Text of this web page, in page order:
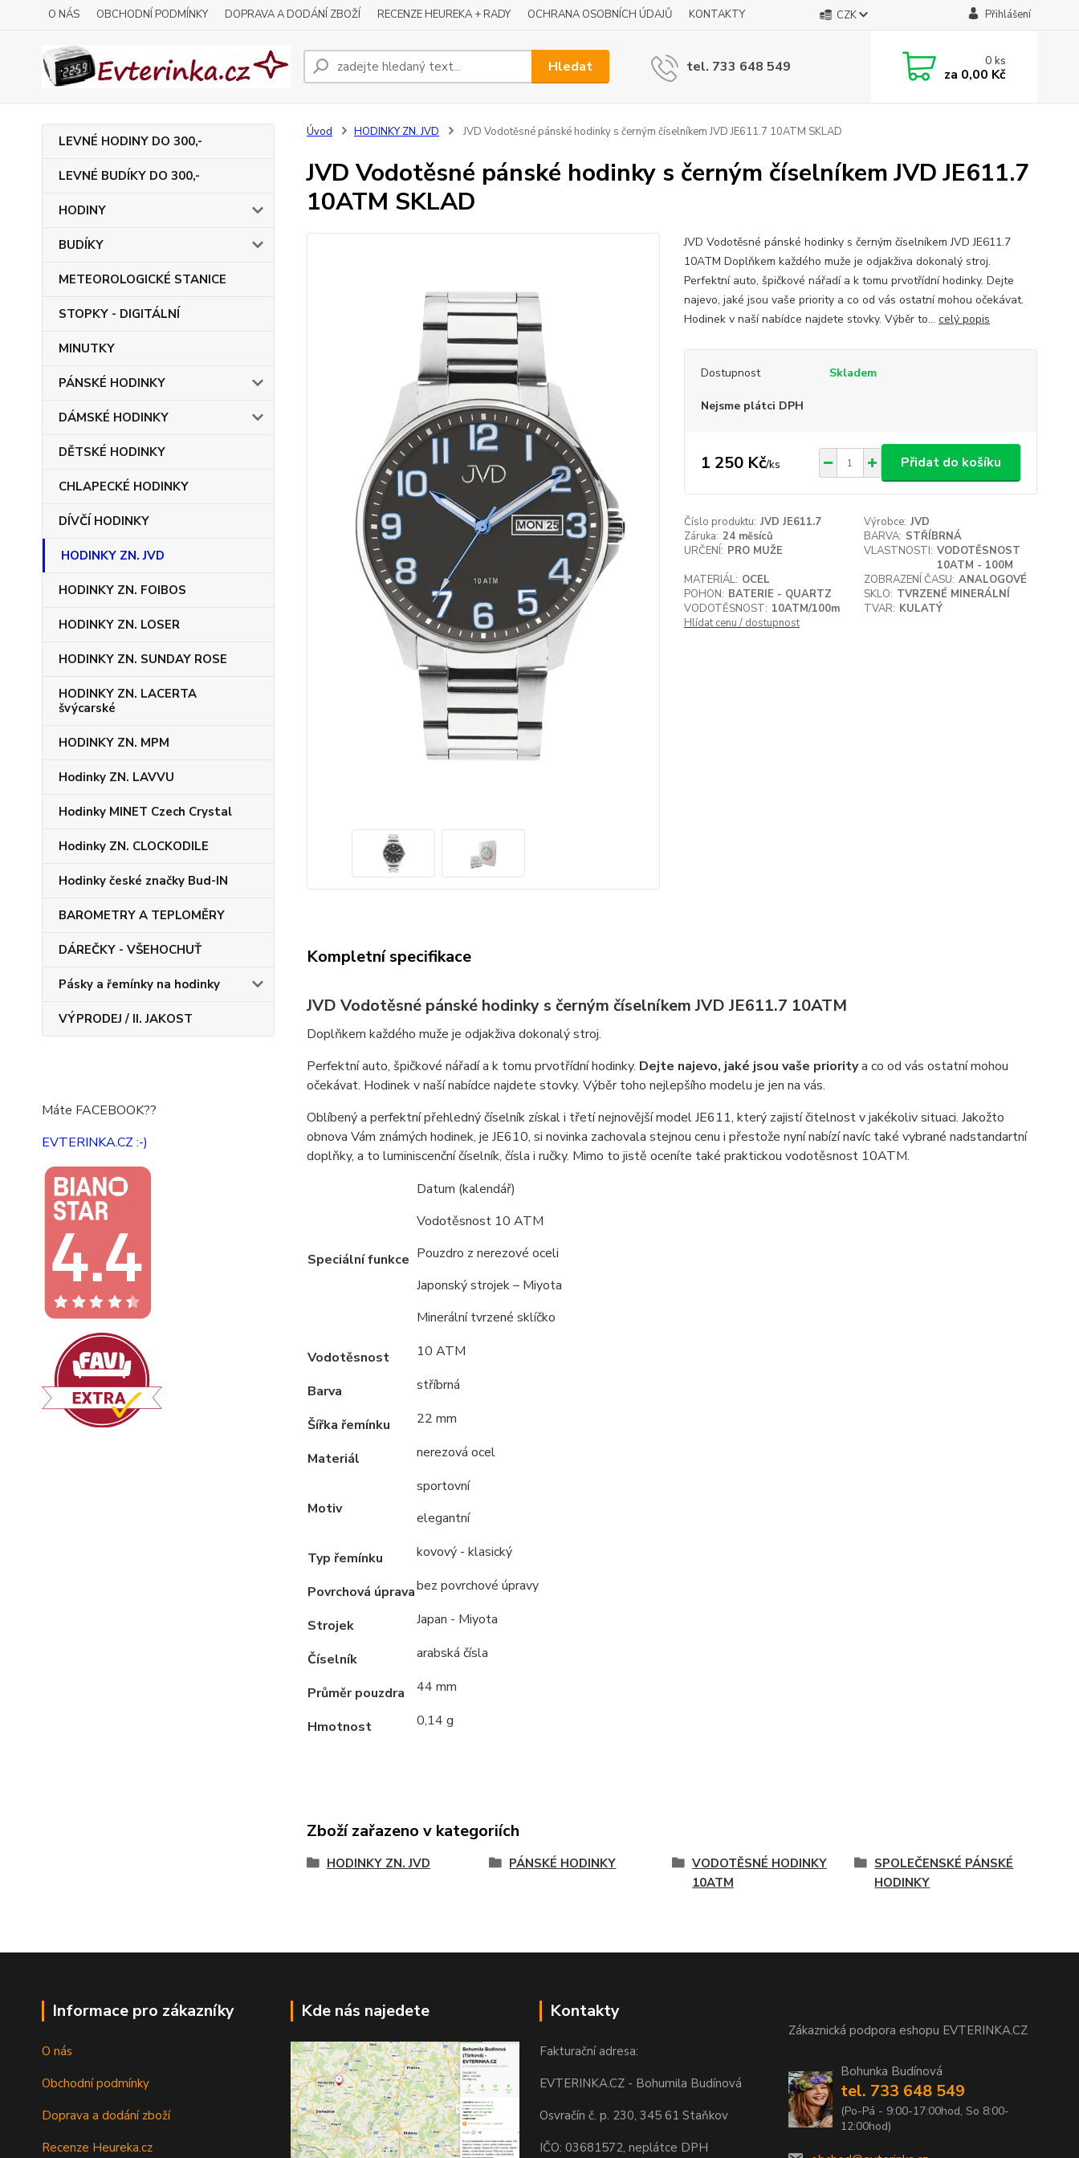
O NÁS OBCHODNÍ PODMÍNKY DOPRAVA A DODÁNÍ ZBOŽÍ RECENZE HEUREKA + RADY OCHRANA OSOBNÍCH ÚDAJŮ KONTAKTY CZK Přihlášení
Hledat tel. 733 648 549 0ks
za 0,00 Kč
LEVNÉ HODINY DO 300,-
LEVNÉ BUDÍKY DO 300,-
HODINY
BUDÍKY
METEOROLOGICKÉ STANICE
STOPKY - DIGITÁLNÍ
MINUTKY
PÁNSKÉ HODINKY
DÁMSKÉ HODINKY
DĚTSKÉ HODINKY
CHLAPECKÉ HODINKY
DÍVČÍ HODINKY
HODINKY ZN. JVD
HODINKY ZN. FOIBOS
HODINKY ZN. LOSER
HODINKY ZN. SUNDAY ROSE
HODINKY ZN. LACERTA
švýcarské
HODINKY ZN. MPM
Hodinky ZN. LAVVU
Hodinky MINET Czech Crystal
Hodinky ZN. CLOCKODILE
Hodinky české značky Bud-IN
BAROMETRY A TEPLOMĚRY
DÁREČKY - VŠEHOCHUŤ
Pásky a řemínky na hodinky
VÝPRODEJ / II. JAKOST
Máte FACEBOOK??
EVTERINKA.CZ :-)
Úvod HODINKY ZN. JVD JVD Vodotěsné pánské hodinky s černým číselníkem JVD JE611.7 10ATM SKLAD
JVD Vodotěsné pánské hodinky s černým číselníkem JVD JE611.7
10ATM SKLAD
JVD Vodotěsné pánské hodinky s černým číselníkem JVD JE611.7
10ATM Doplňkem každého muže je odjakživa dokonalý stroj.
Perfektní auto, špičkové nářadí a k tomu prvotřídní hodinky. Dejte
najevo, jaké jsou vaše priority a co od vás ostatní mohou očekávat.
Hodinek v naší nabídce najdete stovky. Výběr to... celý popis
Dostupnost Skladem
Nejsme plátci DPH
1 250 Kč/ks Přidat do košíku
Číslo produktu: JVD JE611.7 Výrobce: JVD
Záruka: 24 měsíců BARVA: STŘÍBRNÁ
URČENÍ: PRO MUŽE VLASTNOSTI: VODOTĚSNOST
10ATM - 100M
MATERIÁL: OCEL ZOBRAZENÍ ČASU: ANALOGOVÉ
POHON: BATERIE - QUARTZ SKLO: TVRZENÉ MINERÁLNÍ
VODOTĚSNOST: 10ATM/100m TVAR: KULATÝ
Hlídat cenu / dostupnost
Kompletní specifikace
JVD Vodotěsné pánské hodinky s černým číselníkem JVD JE611.7 10ATM
Doplňkem každého muže je odjakživa dokonalý stroj.
Perfektní auto, špičkové nářadí a k tomu prvotřídní hodinky. Dejte najevo, jaké jsou vaše prioritya co od vás ostatní mohou
očekávat. Hodinek v naší nabídce najdete stovky. Výběr toho nejlepšího modelu je jen na vás.
Oblíbený a perfektní přehledný číselník získal i třetí nejnovější model JE611, který zajistí čitelnost v jakékoliv situaci. Jakožto
obnova Vám známých hodinek, je JE610, si novinka zachovala stejnou cenu i přestože nyní nabízí navíc také vybrané nadstandartní
doplňky, a to luminiscenční číselník, čísla i ručky. Mimo to jistě oceníte také praktickou vodotěsnost 10ATM.
Speciální funkce
Datum (kalendář)
Vodotěsnost 10 ATM
Pouzdro z nerezové oceli
Japonský strojek – Miyota
Minerální tvrzené sklíčko
Vodotěsnost 10 ATM
Barva stříbrná
Šířka řemínku 22 mm
Materiál nerezová ocel
Motiv
sportovní
elegantní
Typ řemínku kovový - klasický
Povrchová úpravabez povrchové úpravy
Strojek Japan - Miyota
Číselník arabská čísla
Průměr pouzdra 44 mm
Hmotnost 0,14 g
Zboží zařazeno v kategoriích
HODINKY ZN. JVD PÁNSKÉ HODINKY
VODOTĚSNÉ HODINKY
10ATM
SPOLEČENSKÉ PÁNSKÉ
HODINKY
Informace pro zákazníky
O nás
Obchodní podmínky
Doprava a dodání zboží
Recenze Heureka.cz
Kde nás najedete Kontakty
Fakturační adresa:
EVTERINKA.CZ - Bohumila Budínová
Osvračín č. p. 230, 345 61 Staňkov
IČO: 03681572, neplátce DPH
Zákaznická podpora eshopu EVTERINKA.CZ
Bohunka Budínová
tel. 733 648 549
(Po-Pá - 9:00-17:00hod, So 8:00-
12:00hod)